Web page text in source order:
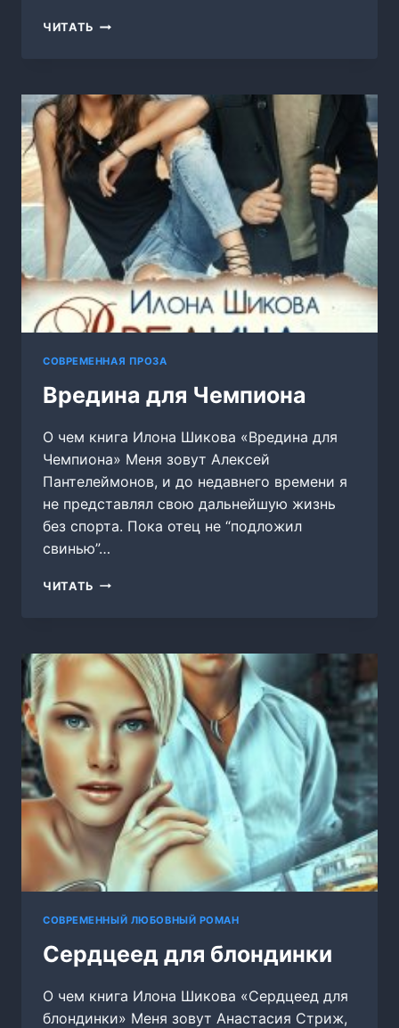
ЧИТАТЬ АВАНТЮРИСТКА
СОВРЕМЕННАЯ ПРОЗА
Вредина для Чемпиона
О чем книга Илона Шикова «Вредина для
Чемпиона» Меня зовут Алексей
Пантелеймонов, и до недавнего времени я
не представлял свою дальнейшую жизнь
без спорта. Пока отец не “подложил
свинью”…
ЧИТАТЬ ВРЕДИНА
СОВРЕМЕННЫЙ ЛЮБОВНЫЙ РОМАН
Сердцеед для блондинки
О чем книга Илона Шикова «Сердцеед для
блондинки» Меня зовут Анастасия Стриж,